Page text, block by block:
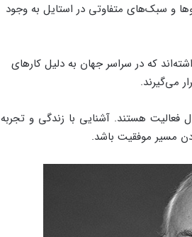
و سبک‌های متفاوتی در استایل به وجود
که در سراسر جهان به دلیل کارهای
می‌گیرند.
هستند. آشنایی با زندگی و تجربه
مسیر موفقیت باشد.